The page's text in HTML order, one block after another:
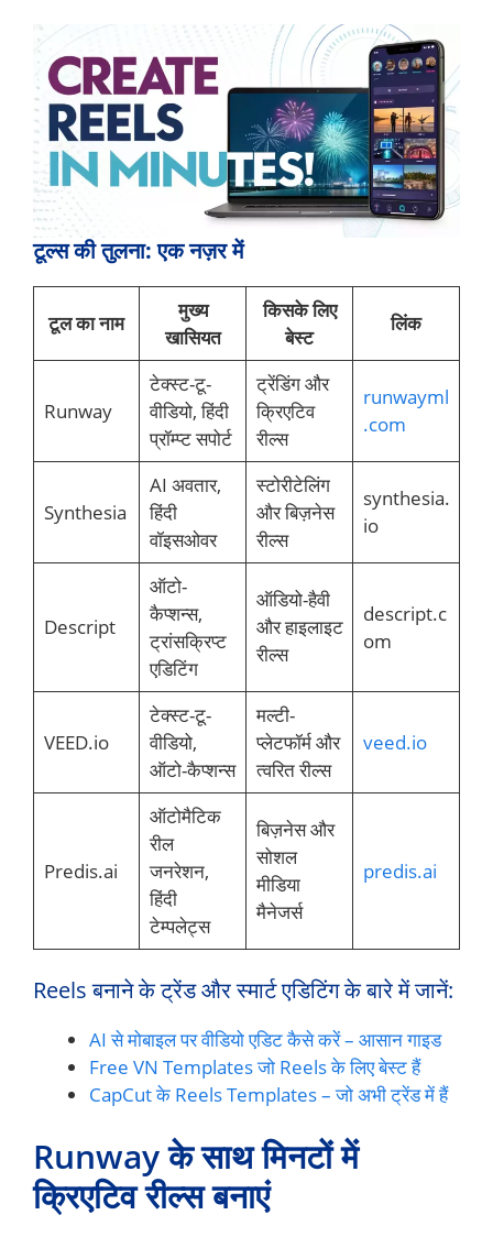
टूल्स की तुलना: एक नज़र में
टूल का नाम
मुख्य
खासियत
किसके लिए
बेस्ट
लिंक
Runway
टेक्स्ट-टू-
वीडियो, हिंदी
प्रॉम्प्ट सपोर्ट
ट्रेंडिंग और
क्रिएटिव
रील्स
runwayml
.com
Synthesia
AI अवतार,
हिंदी
वॉइसओवर
स्टोरीटेलिंग
और बिज़नेस
रील्स
synthesia.
io
Descript
ऑटो-
कैप्शन्स,
ट्रांसक्रिप्ट
एडिटिंग
ऑडियो-हैवी
और हाइलाइट
रील्स
descript.c
om
VEED.io
टेक्स्ट-टू-
वीडियो,
ऑटो-कैप्शन्स
मल्टी-
प्लेटफॉर्म और
त्वरित रील्स
veed.io
Predis.ai
ऑटोमैटिक
रील
जनरेशन,
हिंदी
टेम्पलेट्स
बिज़नेस और
सोशल
मीडिया
मैनेजर्स
predis.ai
Reels बनाने के ट्रेंड और स्मार्ट एडिटिंग के बारे में जानें:
AI से मोबाइल पर वीडियो एडिट कैसे करें – आसान गाइड
Free VN Templates जो Reels के लिए बेस्ट हैं
CapCut के Reels Templates – जो अभी ट्रेंड में हैं
Runway के साथ मिनटों में
क्रिएटिव रील्स बनाएं